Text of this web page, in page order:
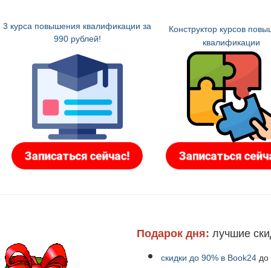
3 курса повышения квалификации за
990 рублей!
Конструктор курсов
квалификации
Подарок дня: лучшие
скидки до 90% в Book24 до